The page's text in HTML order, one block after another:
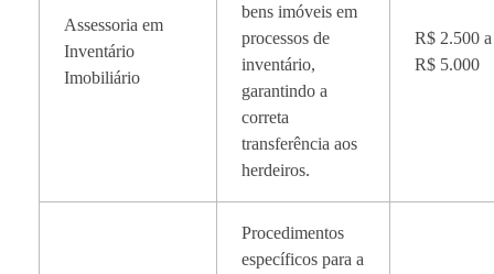
Assessoria em
Inventário
Imobiliário
bens imóveis em
processos de
inventário,
garantindo a
correta
transferência aos
herdeiros.
R$ 2.500 a
R$ 5.000
Procedimentos
específicos para a